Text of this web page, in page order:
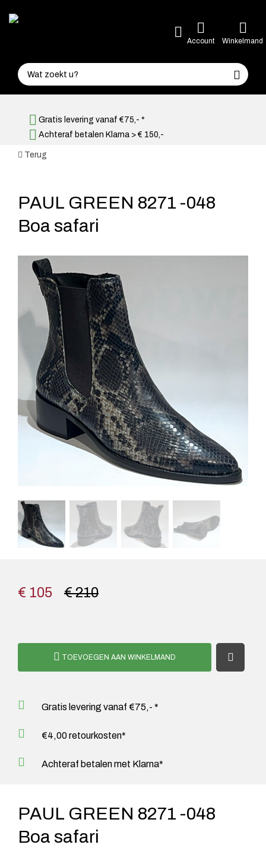
Account Winkelmand
Gratis levering vanaf €75,- *
Achteraf betalen Klarna > € 150,-
Terug
PAUL GREEN 8271 -048
Boa safari
€ 210
€ 105
TOEVOEGEN AAN WINKELMAND
Gratis levering vanaf €75,- *
€4,00 retourkosten*
Achteraf betalen met Klarna*
PAUL GREEN 8271 -048
Boa safari